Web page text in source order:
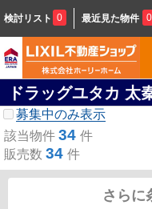
検討リスト 0 最近見た物件 0
ドラッグユタカ 太
募集中のみ表示
該当物件 34 件
販売数 34 件
さらに